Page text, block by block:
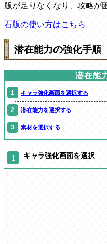
版が足りなくなり、攻略が
石版の使い方はこちら
潜在能力の強化手順
潜在能
キャラ強化画面を選択する
潜在能力を選択する
素材を選択する
キャラ強化画面を選択